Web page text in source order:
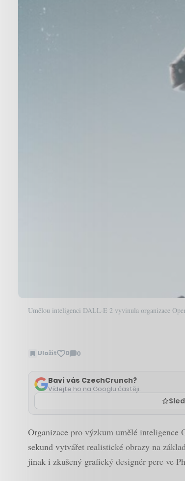
Umělou inteligenci DALL·E 2 vyvinula organizace
Uložit 0 0
Zobrazit
Baví vás CzechCrunch?
Vídejte ho na Googlu častěji.
Organizace pro výzkum umělé
sekund vytvářet realistické obrazy na
jinak i zkušený grafický designér pere ve